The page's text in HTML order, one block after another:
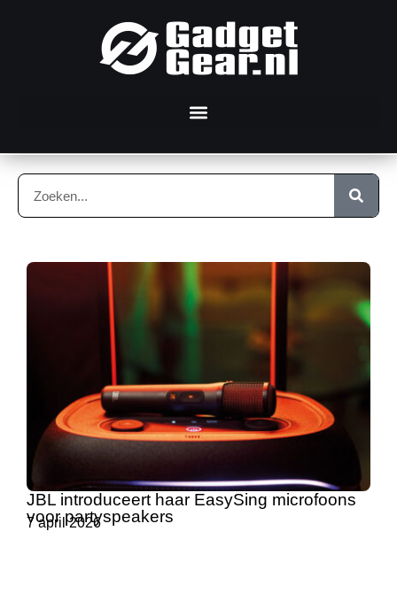
JBL introduceert haar EasySing microfoons
voor partyspeakers
7 april 2026